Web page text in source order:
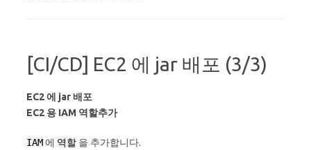
[CI/CD] EC2 에 jar 배포 (3/3)
EC2 에 jar 배포
EC2 용 IAM 역할추가
IAM에 역할 을 추가합니다.